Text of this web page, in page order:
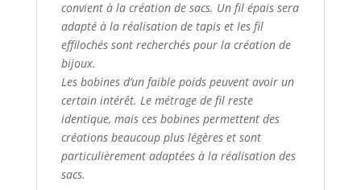
convient à la création de sacs. Un fil épais sera
adapté à la réalisation de tapis et les fil
effilochés sont recherchés pour la création de
bijoux.
Les bobines d’un faible poids peuvent avoir un
certain intérêt. Le métrage de fil reste
identique, mais ces bobines permettent des
créations beaucoup plus légères et sont
particulièrement adaptées à la réalisation des
sacs.